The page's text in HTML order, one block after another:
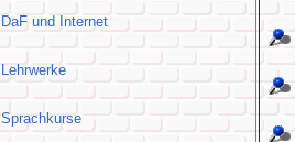
DaF und Internet
Lehrwerke
Sprachkurse